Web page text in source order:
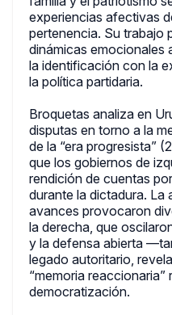
experiencias afectivas
pertenencia. Su trabajo
dinámicas emocionales
la identificación con la
la política partidaria.
Broquetas analiza en
disputas en torno a la
de la “era progresista”
que los gobiernos de
rendición de cuentas
durante la dictadura. La
avances provocaron
la derecha, que
y la defensa abierta
legado autoritario,
“memoria reaccionaria”
democratización.